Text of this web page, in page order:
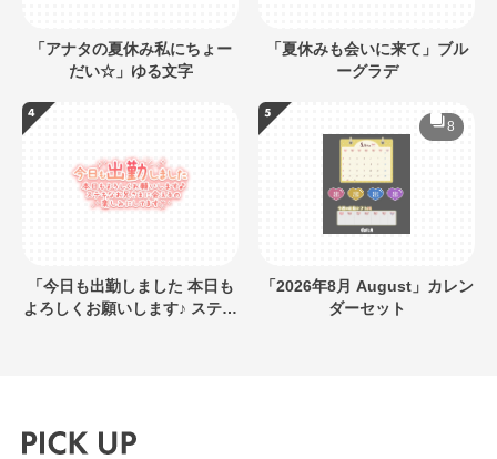
「アナタの夏休み私にちょー
だい☆」ゆる文字
「夏休みも会いに来て」ブル
ーグラデ
「今日も出勤しました 本日も
よろしくお願いします♪ ステキ
8
「2026年8月 August」カレン
ダーセット